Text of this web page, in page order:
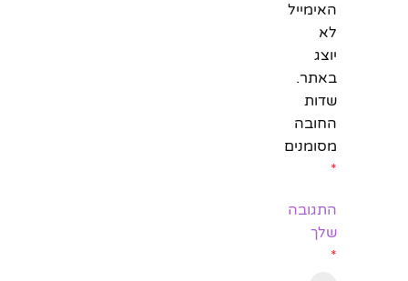
האימייל
לא
יוצג
באתר.
שדות
החובה
מסומנים
*
התגובה
שלך
*